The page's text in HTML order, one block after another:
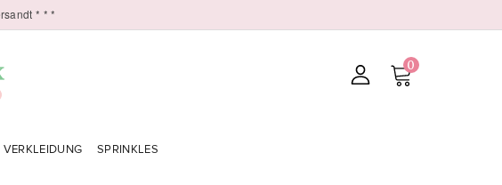
* * *
0
VERKLEIDUNG SPRINKLES